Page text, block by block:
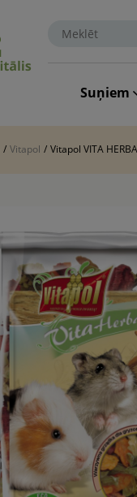
Suņiem
/ Vitapol / Vitapol VITA